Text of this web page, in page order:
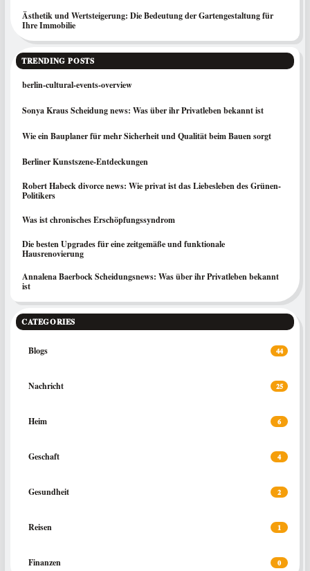
Ästhetik und Wertsteigerung: Die Bedeutung der Gartengestaltung für
Ihre Immobilie
TRENDING POSTS
berlin-cultural-events-overview
Sonya Kraus Scheidung news: Was über ihr Privatleben bekannt ist
Wie ein Bauplaner für mehr Sicherheit und Qualität beim Bauen sorgt
Berliner Kunstszene-Entdeckungen
Robert Habeck divorce news: Wie privat ist das Liebesleben des Grünen-
Politikers
Was ist chronisches Erschöpfungssyndrom
Die besten Upgrades für eine zeitgemäße und funktionale
Hausrenovierung
Annalena Baerbock Scheidungsnews: Was über ihr Privatleben bekannt
ist
CATEGORIES
Blogs 44
Nachricht 25
Heim 6
Geschaft 4
Gesundheit 2
Reisen 1
Finanzen 0